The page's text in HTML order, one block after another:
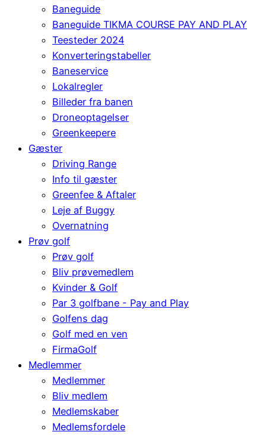
Baneguide
Baneguide TIKMA COURSE PAY AND PLAY
Teesteder 2024
Konverteringstabeller
Baneservice
Lokalregler
Billeder fra banen
Droneoptagelser
Greenkeepere
Gæster
Driving Range
Info til gæster
Greenfee & Aftaler
Leje af Buggy
Overnatning
Prøv golf
Prøv golf
Bliv prøvemedlem
Kvinder & Golf
Par 3 golfbane - Pay and Play
Golfens dag
Golf med en ven
FirmaGolf
Medlemmer
Medlemmer
Bliv medlem
Medlemskaber
Medlemsfordele